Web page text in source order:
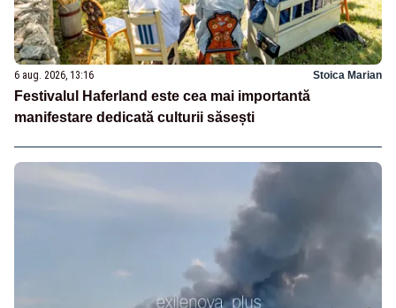
6 aug. 2026, 13:16 Stoica Marian
Festivalul Haferland este cea mai importantă
manifestare dedicată culturii săsești